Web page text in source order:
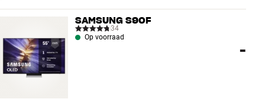
SAMSUNG S90F
34
Op voorraad
-